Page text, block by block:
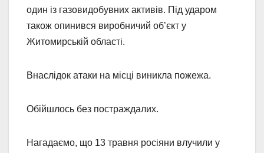
один із газовидобувних активів. Під ударом
також опинився виробничий об’єкт у
Житомирській області.
Внаслідок атаки на місці виникла пожежа.
Обійшлось без постраждалих.
Нагадаємо, що 13 травня росіяни влучили у